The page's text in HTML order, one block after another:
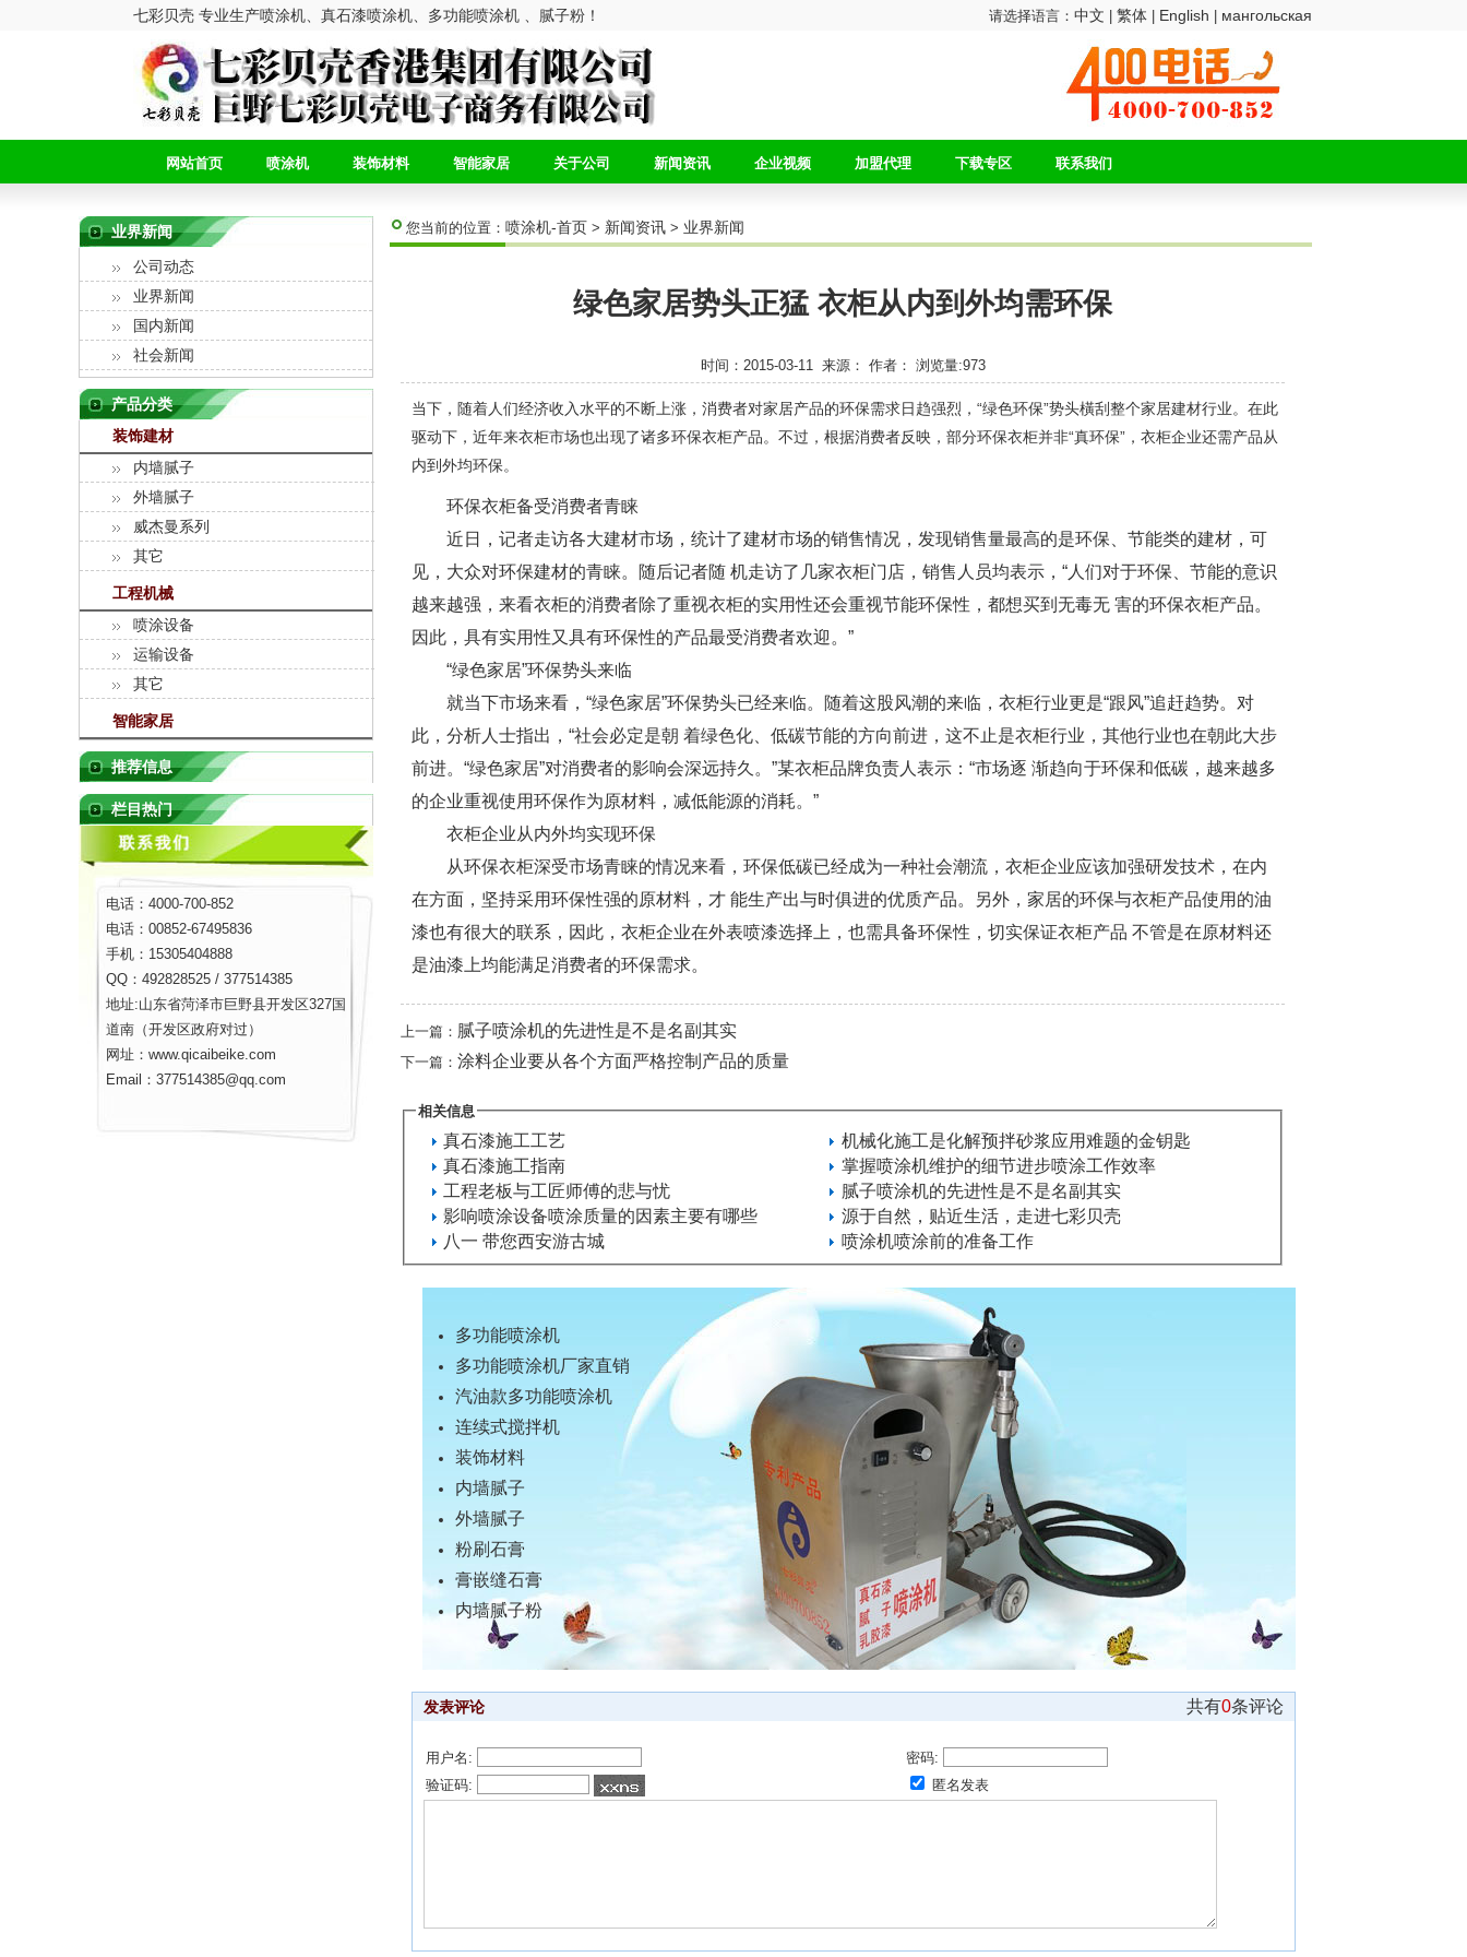
七彩贝壳 专业生产喷涂机、真石漆喷涂机、多功能喷涂机 、腻子粉！ 请选择语言： 中文 繁体 English мангольская
网站首页 喷涂机 装饰材料 智能家居 关于公司 新闻资讯 企业视频 加盟代理 下载专区 联系我们
业界新闻
公司动态
业界新闻
国内新闻
社会新闻
产品分类
装饰建材
内墙腻子
外墙腻子
威杰曼系列
其它
工程机械
喷涂设备
运输设备
其它
智能家居
推荐信息
栏目热门
电话：4000-700-852
电话：00852-67495836
手机：15305404888
QQ：492828525 / 377514385
地址:山东省菏泽市巨野县开发区327国
道南（开发区政府对过）
网址：www.qicaibeike.com
Email：377514385@qq.com
您当前的位置： 喷涂机-首页 > 新闻资讯 > 业界新闻
绿色家居势头正猛 衣柜从内到外均需环保
时间：2015-03-11 来源： 作者： 浏览量:973
当下，随着人们经济收入水平的不断上涨，消费者对家居产品的环保需求日趋强烈，“绿色环保”势头橫刮整个家居建材行业。在此
驱动下，近年来衣柜市场也出现了诸多环保衣柜产品。不过，根据消费者反映，部分环保衣柜并非“真环保”，衣柜企业还需产品从
内到外均环保。
环保衣柜备受消费者青睐
近日，记者走访各大建材市场，统计了建材市场的销售情况，发现销售量最高的是环保、节能类的建材，可
见，大众对环保建材的青睐。随后记者随 机走访了几家衣柜门店，销售人员均表示，“人们对于环保、节能的意识
越来越强，来看衣柜的消费者除了重视衣柜的实用性还会重视节能环保性，都想买到无毒无 害的环保衣柜产品。
因此，具有实用性又具有环保性的产品最受消费者欢迎。”
“绿色家居”环保势头来临
就当下市场来看，“绿色家居”环保势头已经来临。随着这股风潮的来临，衣柜行业更是“跟风”追赶趋势。对
此，分析人士指出，“社会必定是朝 着绿色化、低碳节能的方向前进，这不止是衣柜行业，其他行业也在朝此大步
前进。“绿色家居”对消费者的影响会深远持久。”某衣柜品牌负责人表示：“市场逐 渐趋向于环保和低碳，越来越多
的企业重视使用环保作为原材料，减低能源的消耗。”
衣柜企业从内外均实现环保
从环保衣柜深受市场青睐的情况来看，环保低碳已经成为一种社会潮流，衣柜企业应该加强研发技术，在内
在方面，坚持采用环保性强的原材料，才 能生产出与时俱进的优质产品。另外，家居的环保与衣柜产品使用的油
漆也有很大的联系，因此，衣柜企业在外表喷漆选择上，也需具备环保性，切实保证衣柜产品 不管是在原材料还
是油漆上均能满足消费者的环保需求。
上一篇： 腻子喷涂机的先进性是不是名副其实
下一篇： 涂料企业要从各个方面严格控制产品的质量
相关信息
真石漆施工工艺
机械化施工是化解预拌砂浆应用难题的金钥匙
真石漆施工指南
掌握喷涂机维护的细节进步喷涂工作效率
工程老板与工匠师傅的悲与忧
腻子喷涂机的先进性是不是名副其实
影响喷涂设备喷涂质量的因素主要有哪些
源于自然，贴近生活，走进七彩贝壳
八一 带您西安游古城
喷涂机喷涂前的准备工作
多功能喷涂机
多功能喷涂机厂家直销
汽油款多功能喷涂机
连续式搅拌机
装饰材料
内墙腻子
外墙腻子
粉刷石膏
膏嵌缝石膏
内墙腻子粉
发表评论 共有0条评论
用户名:
密码:
验证码:
匿名发表